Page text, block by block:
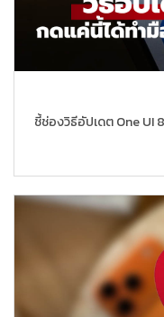
ชี้ช่องวิธีอัปเดต One UI